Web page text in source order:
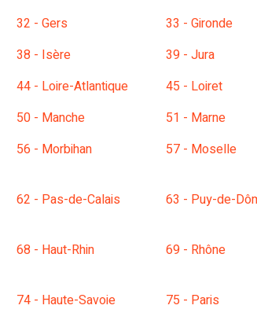
32 - Gers 33 - Gironde
38 - Isère 39 - Jura
44 - Loire-Atlantique 45 - Loiret
50 - Manche 51 - Marne
56 - Morbihan 57 - Moselle
62 - Pas-de-Calais 63 - Puy-de-
68 - Haut-Rhin 69 - Rhône
74 - Haute-Savoie 75 - Paris